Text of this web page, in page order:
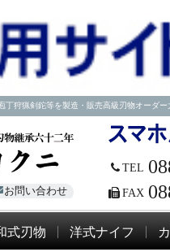
狩猟剣鉈等を製造・販売高級刃物オーダ
お問い合わせ
TEL
FAX
式刃物 洋式ナイフ